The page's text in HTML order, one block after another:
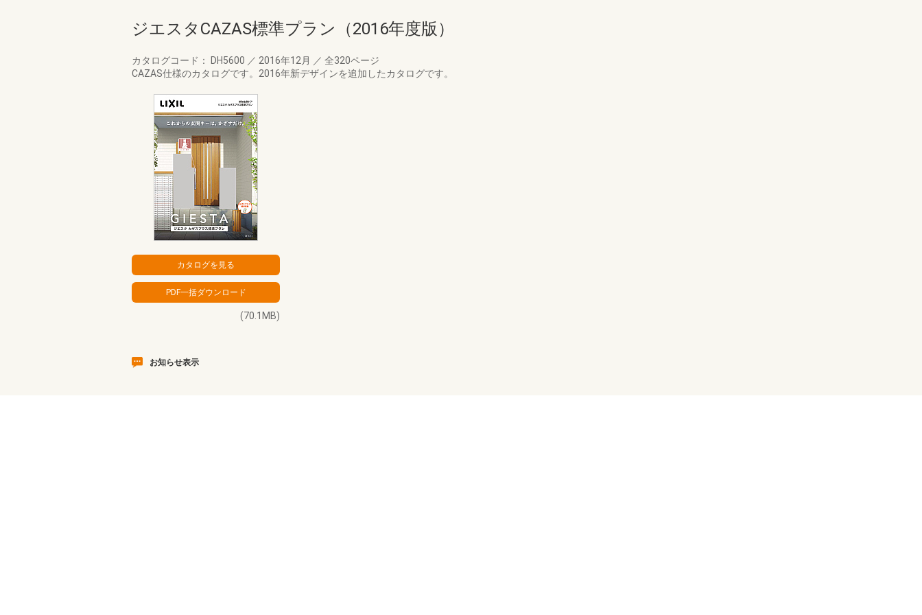
ジエスタCAZAS標準プラン（2016年度版）
カタログコード： DH5600 ／ 2016年12月 ／ 全320ページ
CAZAS仕様のカタログです。2016年新デザインを追加したカタログです。
(70.1MB)
お知らせ表示